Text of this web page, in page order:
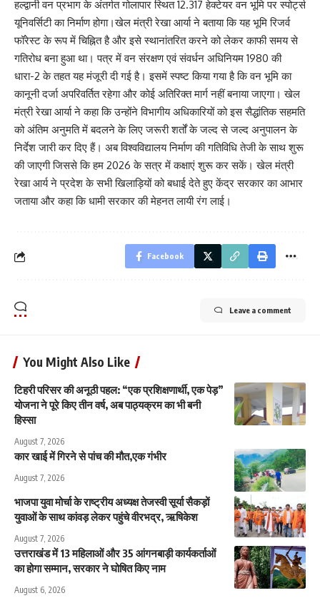
हल्द्वानी वन प्रभाग के अंतर्गत गोलापार स्थित 12.317 हेक्टेयर वन भूमि पर स्पोर्ट्स
यूनिवर्सिटी का निर्माण होगा।खेल मंत्री रेखा आर्या ने बताया कि यह भूमि रिजर्व
फॉरेस्ट के रूप में चिह्नित है और इसे स्थानांतरित करने को लेकर काफी समय से
गतिरोध बना हुआ था। पत्र में वन संरक्षण एवं संवर्धन अधिनियम 1980 की
धारा-2 के तहत यह मंजूरी दी गई है। इसमें स्पष्ट किया गया है कि वन भूमि का
कानूनी दर्जा अपरिवर्तित रहेगा और कोई अतिरिक्त मार्ग नहीं बनाया जाएगा। खेल
मंत्री रेखा आर्या ने कहा कि उन्होंने विभागीय अधिकारियों को इस सैद्धांतिक सहमति
को अंतिम अनुमति में बदलने के लिए जरूरी शर्तों के जल्द से जल्द अनुपालन के
निर्देश जारी कर दिए हैं। अब विश्वविद्यालय निर्माण की गतिविधि तेजी के साथ शुरू
की जाएगी जिससे कि हम 2026 के सत्र में कक्षाएं शुरू कर सकें। खेल मंत्री
रेखा आर्य ने प्रदेश के सभी खिलाड़ियों को बधाई देते हुए केंद्र सरकार का आभार
जताया और कहा कि धामी सरकार की मेहनत लायी रंग लाई।
Facebook
Leave a comment
You Might Also Like
टिहरी परिसर की अनूठी पहल: “एक प्रशिक्षणार्थी, एक पेड़”
योजना ने पूरे किए तीन वर्ष, अब पाठ्यक्रम का भी बनी
हिस्सा
August 7, 2026
कार खाई में गिरने से पांच की मौत,एक गंभीर
August 7, 2026
भाजपा युवा मोर्चा के राष्ट्रीय अध्यक्ष तेजस्वी सूर्या सैकड़ों
युवाओं के साथ कांवड़ लेकर पहुंचे वीरभद्र, ऋषिकेश
August 7, 2026
उत्तराखंड में 13 महिलाओं और 35 आंगनबाड़ी कार्यकर्ताओं
का होगा सम्मान, सरकार ने घोषित किए नाम
August 6, 2026